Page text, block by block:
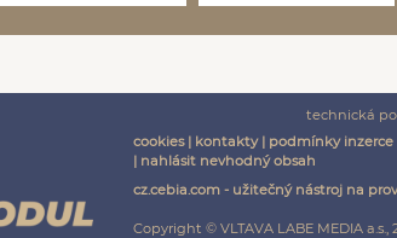
technická
cookies| kontakty| podmínky inzerce
| nahlásit nevhodný obsah
cz.cebia.com - užitečný nástroj na
Copyright © VLTAVA LABE MEDIA